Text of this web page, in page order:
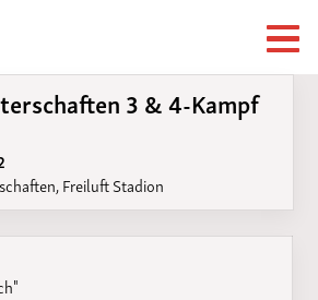
3 & 4-Kampf
Freiluft Stadion